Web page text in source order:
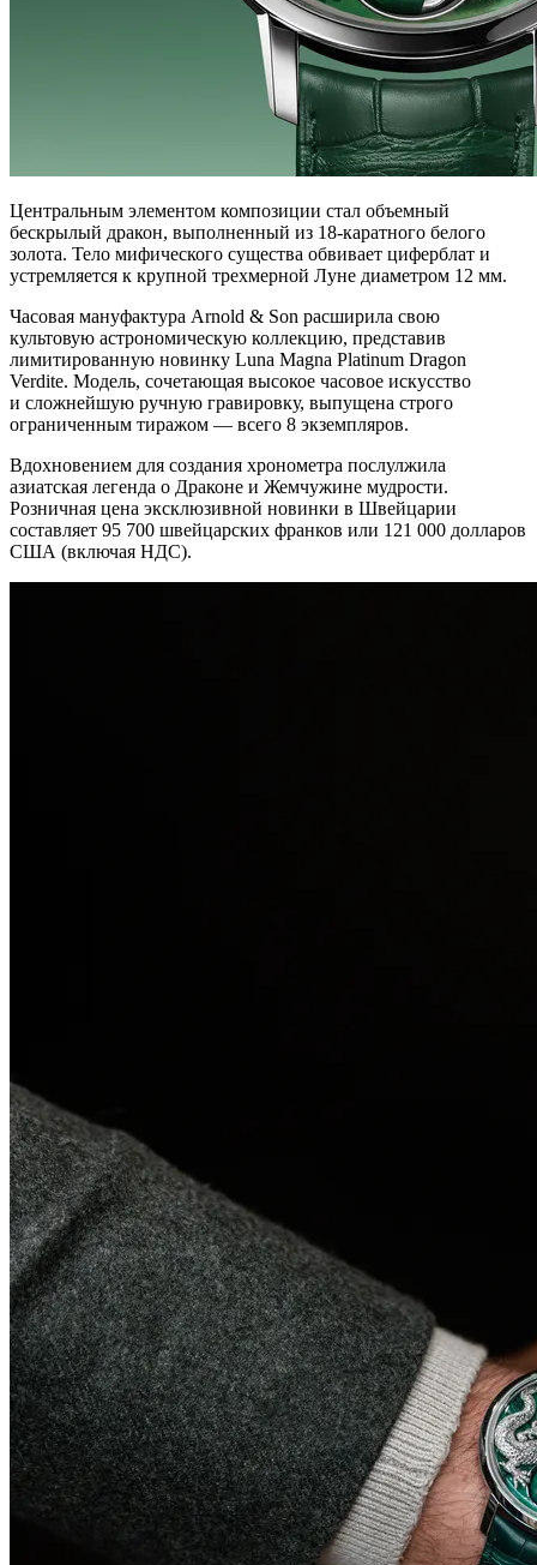
Центральным элементом композиции стал объемный
бескрылый дракон, выполненный из 18-каратного белого
золота. Тело мифического существа обвивает циферблат и
устремляется к крупной трехмерной Луне диаметром 12 мм.
Часовая мануфактура Arnold & Son расширила свою
культовую астрономическую коллекцию, представив
лимитированную новинку Luna Magna Platinum Dragon
Verdite. Модель, сочетающая высокое часовое искусство
и сложнейшую ручную гравировку, выпущена строго
ограниченным тиражом — всего 8 экземпляров.
Вдохновением для создания хронометра послулжила
азиатская легенда о Драконе и Жемчужине мудрости.
Розничная цена эксклюзивной новинки в Швейцарии
составляет 95 700 швейцарских франков или 121 000 долларов
США (включая НДС).